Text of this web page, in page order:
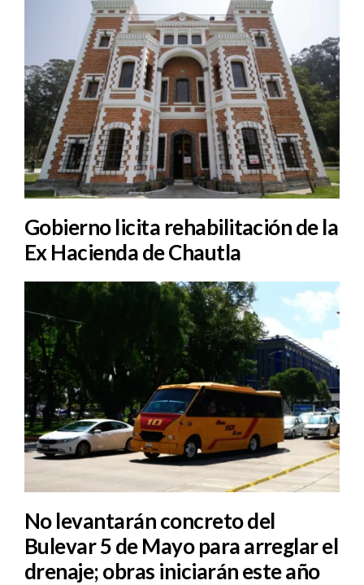
Gobierno licita rehabilitación de la
Ex Hacienda de Chautla
No levantarán concreto del
Bulevar 5 de Mayo para arreglar el
drenaje; obras iniciarán este año